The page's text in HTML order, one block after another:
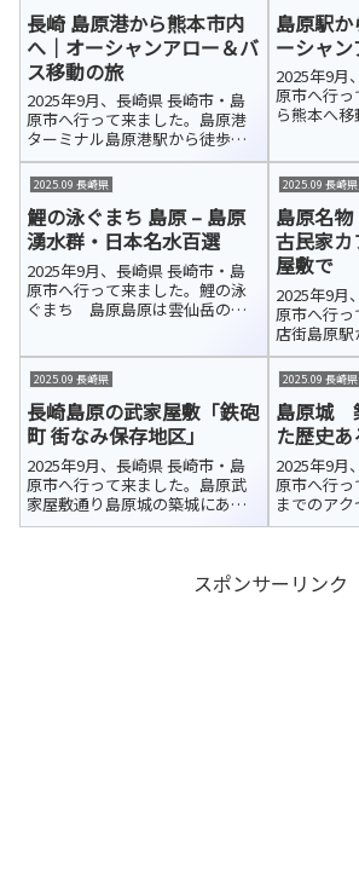
長崎 島原港から熊本市内
へ｜オーシャンアロー＆バ
ス移動の旅
2025年9月、長崎県 長崎市・島
原市へ行って来ました。島原港
ターミナル島原港駅から徒歩で
島原港ターミナルに到着しまし
た。ここは、長崎県の島原と熊
本県の熊本を結ぶフェリーの発
着拠点です。九商フェリー（公
式HP／約60分）と熊本フェリー
（公式...
島原駅
ーシャ
2025年9月
原市へ行
ら熊本へ
は意外と時
回は島原港
ーを利用
しました。
2025.09 長崎県
鯉の泳ぐまち 島原 – 島原
湧水群・日本名水百選
2025年9月、長崎県 長崎市・島
原市へ行って来ました。鯉の泳
ぐまち 島原島原は雲仙岳の伏
す。武家屋敷「鉄砲町 街なみ保
存地区」でも、その澄んだ水が
美しい水路となって町並みに溶
け込んで...
2025.09 長崎県
島原名
古民家
屋敷で
2025年9月
原市へ行
店街島原
にある「万
ドは、島原
え、「萬（
のまちと
史ある商店
屋敷「万...
2025.09 長崎県
長崎島原の武家屋敷「鉄砲
町 街なみ保存地区」
2025年9月、長崎県 長崎市・島
原市へ行って来ました。島原武
家屋敷通り島原城の築城にあわ
せて、城の西側外郭に扶持取70
丁・古丁・中ノ丁・下ノ丁・江
戸丁・新建といった街並みが形
2025.09 長崎県
島原城
た歴史
2025年9月
原市へ行
までのア
と、真正面
ても迷わず
した。美
スポンサーリンク